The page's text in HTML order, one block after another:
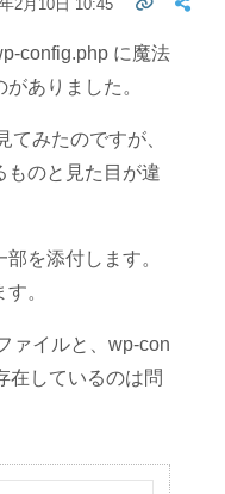
2月10日 10:45
config.php に魔法
ありました。
てみたのですが、
ものと見た目が違
を添付します。
。
ァイルと、wp-con
在しているのは問